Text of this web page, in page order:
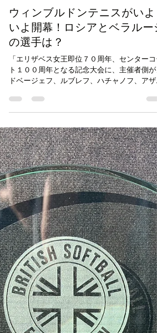
haruukjp
Jun 27, 2022
スポーツ
ウィンブルドンテニスがいよ
いよ開幕！ロシアとベラルーシ
「エリザベス女王即位７０周年、センターコ
ト１００周年となる記念大会に、主催者側が
ドベージェフ、ルブレフ、ハチャノフ、アザ
ンカ他のロシア、ベラルーシ選手のエントリ
拒否でATP・WTAが今大会でポイントを付与し
ない」というニュースに衝撃が走った。